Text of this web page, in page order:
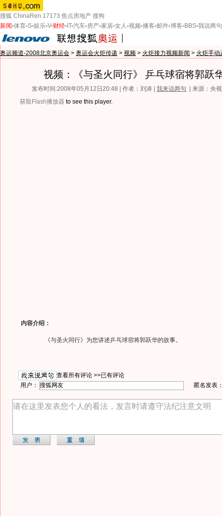
搜狐 ChinaRen 17173 焦点房地产 搜狗
新闻-体育-S-娱乐-V-财经- IT-汽车-房产-家居-女人-视频-播客-邮件-博客-BBS-我说两句
奥运频道-2008北京奥运会 > 奥运会火炬传递 > 视频 > 火炬接力视频新闻 > 火炬手动
视频：《与圣火同行》 乒乓球宿将郭跃
发布时间:2008年05月12日20:48 | 作者：刘涛 | 我来说两句
| 来源：央
获取Flash播放器 to see this player.
内容介绍：
《与圣火同行》为您讲述乒乓球宿将郭跃华的故事。
查看所有评论 >>已有评论
用户：
匿名发表